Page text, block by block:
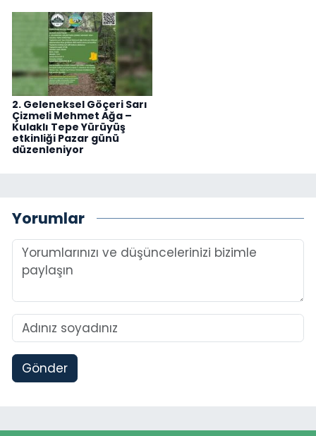
2. Geleneksel Göçeri Sarı
Çizmeli Mehmet Ağa –
Kulaklı Tepe Yürüyüş
etkinliği Pazar günü
düzenleniyor
Yorumlar
Gönder